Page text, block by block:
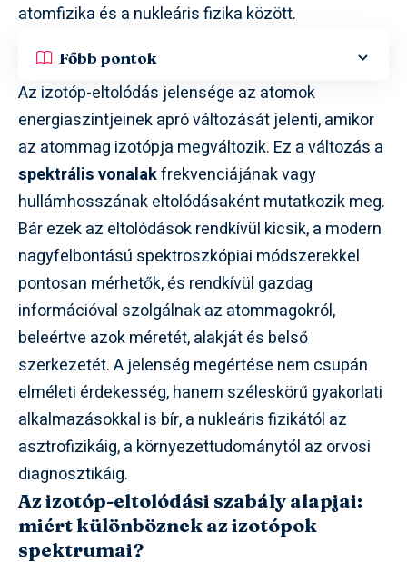
atomfizika és a nukleáris fizika között.
Főbb pontok
Az izotóp-eltolódás jelensége az atomok
energiaszintjeinek apró változását jelenti, amikor
az atommag izotópja megváltozik. Ez a változás a
spektrális vonalakfrekvenciájának vagy
hullámhosszának eltolódásaként mutatkozik meg.
Bár ezek az eltolódások rendkívül kicsik, a modern
nagyfelbontású spektroszkópiai módszerekkel
pontosan mérhetők, és rendkívül gazdag
információval szolgálnak az atommagokról,
beleértve azok méretét, alakját és belső
szerkezetét. A jelenség megértése nem csupán
elméleti érdekesség, hanem széleskörű gyakorlati
alkalmazásokkal is bír, a nukleáris fizikától az
asztrofizikáig, a környezettudománytól az orvosi
diagnosztikáig.
Az izotóp-eltolódási szabály alapjai:
miért különböznek az izotópok
spektrumai?